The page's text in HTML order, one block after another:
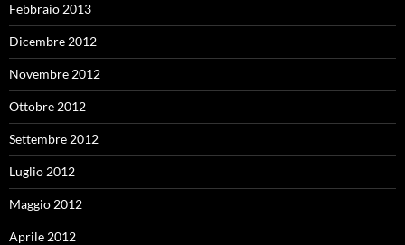
Febbraio 2013
Dicembre 2012
Novembre 2012
Ottobre 2012
Settembre 2012
Luglio 2012
Maggio 2012
Aprile 2012